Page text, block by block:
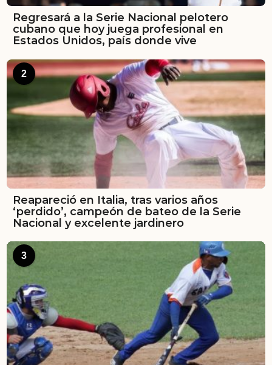
Regresará a la Serie Nacional pelotero
cubano que hoy juega profesional en
Estados Unidos, país donde vive
2
Reapareció en Italia, tras varios años
‘perdido’, campeón de bateo de la Serie
Nacional y excelente jardinero
3